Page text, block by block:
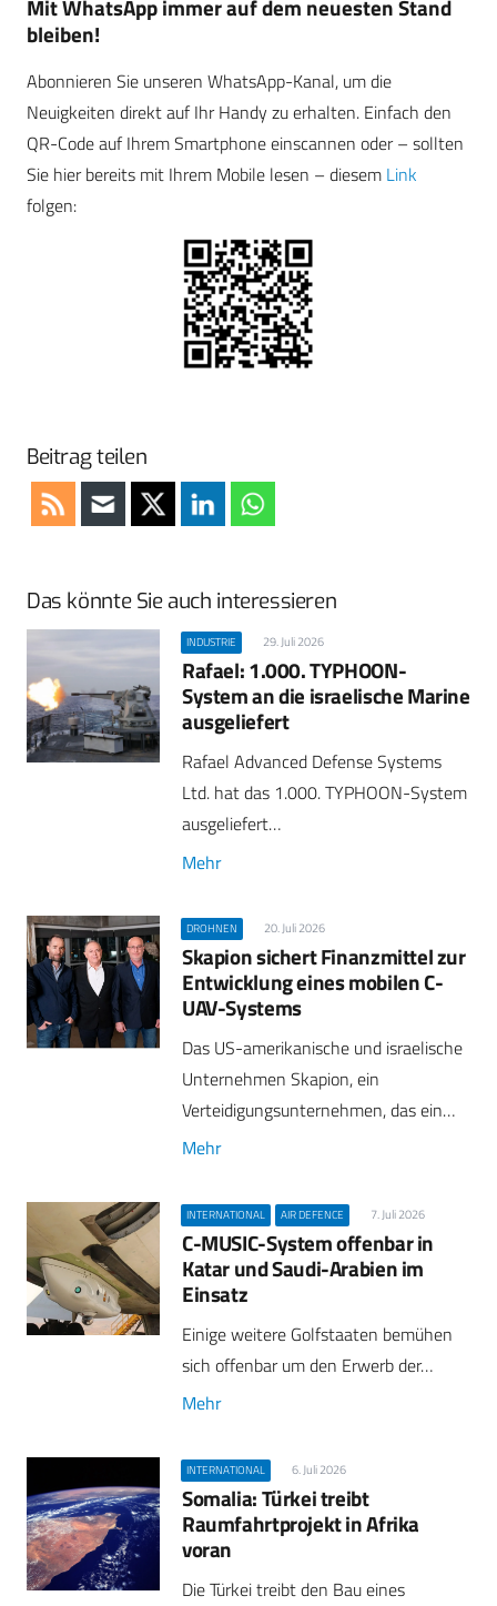
Mit WhatsApp immer auf dem neuesten Stand
bleiben!
Abonnieren Sie unseren WhatsApp-Kanal, um die
Neuigkeiten direkt auf Ihr Handy zu erhalten. Einfach den
QR-Code auf Ihrem Smartphone einscannen oder – sollten
Sie hier bereits mit Ihrem Mobile lesen – diesem Link
folgen:
Beitrag teilen
Das könnte Sie auch interessieren
INDUSTRIE 29. Juli 2026
Rafael: 1.000. TYPHOON-
System an die israelische Marine
ausgeliefert
Rafael Advanced Defense Systems
Ltd. hat das 1.000. TYPHOON-System
ausgeliefert…
Mehr
DROHNEN 20. Juli 2026
Skapion sichert Finanzmittel zur
Entwicklung eines mobilen C-
UAV-Systems
Das US-amerikanische und israelische
Unternehmen Skapion, ein
Verteidigungsunternehmen, das ein…
Mehr
INTERNATIONAL AIR DEFENCE 7. Juli 2026
C-MUSIC-System offenbar in
Katar und Saudi-Arabien im
Einsatz
Einige weitere Golfstaaten bemühen
sich offenbar um den Erwerb der…
Mehr
INTERNATIONAL 6. Juli 2026
Somalia: Türkei treibt
Raumfahrtprojekt in Afrika
voran
Die Türkei treibt den Bau eines